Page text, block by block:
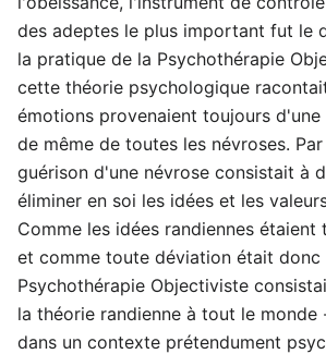
des adeptes le plus important fut le
la pratique de la Psychothérapie
cette théorie psychologique
émotions provenaient toujours
de même de toutes les névroses.
guérison d'une névrose consistait à
éliminer en soi les idées et les
Comme les idées randiennes
et comme toute déviation était donc
Psychothérapie Objectiviste
la théorie randienne à tout le monde
dans un contexte prétendument